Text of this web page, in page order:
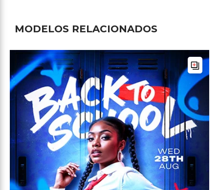
MODELOS RELACIONADOS